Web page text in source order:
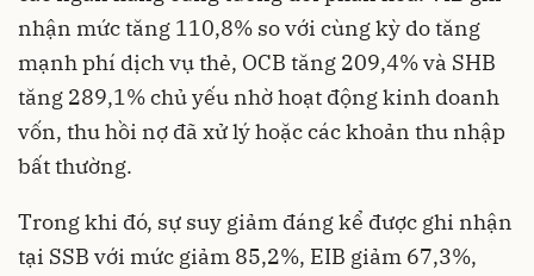
nhận mức tăng 110,8% so với cùng kỳ do tăng
mạnh phí dịch vụ thẻ, OCB tăng 209,4% và SHB
tăng 289,1% chủ yếu nhờ hoạt động kinh doanh
vốn, thu hồi nợ đã xử lý hoặc các khoản thu nhập
bất thường.
Trong khi đó, sự suy giảm đáng kể được ghi nhận
tại SSB với mức giảm 85,2%, EIB giảm 67,3%,